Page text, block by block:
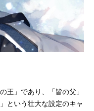
王」であり、「皆の父」
という壮大な設定のキャ